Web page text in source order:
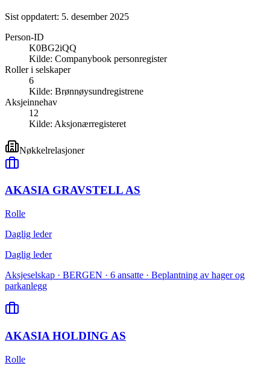
Sist oppdatert: 5. desember 2025
Person-ID
K0BG2iQQ
Kilde: Companybook personregister
Roller i selskaper
6
Kilde: Brønnøysundregistrene
Aksjeinnehav
12
Kilde: Aksjonærregisteret
Nøkkelrelasjoner
AKASIA GRAVSTELL AS
Rolle
Daglig leder
Daglig leder
Aksjeselskap · BERGEN · 6 ansatte · Beplantning av hager og
parkanlegg
AKASIA HOLDING AS
Rolle